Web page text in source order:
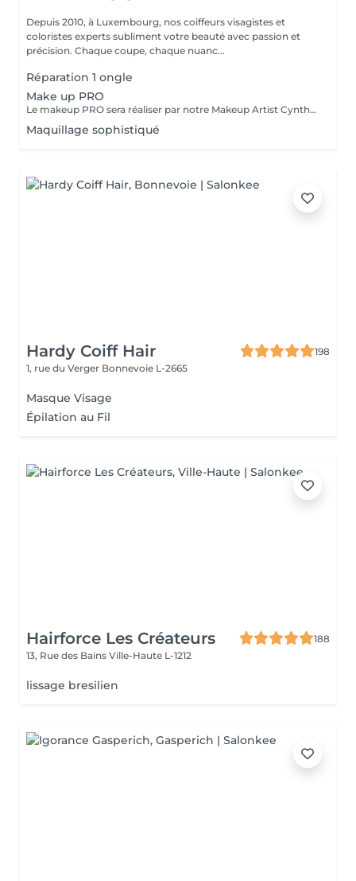
Depuis 2010, à Luxembourg, nos coiffeurs visagistes et
coloristes experts subliment votre beauté avec passion et
précision. Chaque coupe, chaque nuanc...
Réparation 1 ongle
Make up PRO
Le makeup PRO sera réaliser par notre Makeup Artist Cynthia. Pour tout renseignements ou rendez-vous, veuillez nous contacter par téléphone.
Maquillage sophistiqué
Hardy Coiff Hair
198
1, rue du Verger Bonnevoie L-2665
Masque Visage
Épilation au Fil
Hairforce Les Créateurs
188
13, Rue des Bains Ville-Haute L-1212
lissage bresilien